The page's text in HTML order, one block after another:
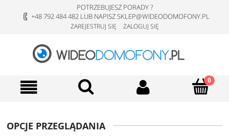
POTRZEBUJESZ PORADY ?
+48 792 484 482 LUB NAPISZ SKLEP@WIDEODOMOFONY.PL
ZAREJESTRUJ SIĘ ZALOGUJ SIĘ
OPCJE PRZEGLĄDANIA